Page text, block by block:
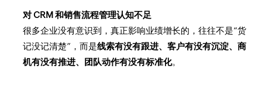
对 CRM 和销售流程管理认知不足
很多企业没有意识到，真正影响业绩增长的，往往不是“货
记没记清楚”，而是线索有没有跟进、客户有没有沉淀、商
机有没有推进、团队动作有没有标准化。